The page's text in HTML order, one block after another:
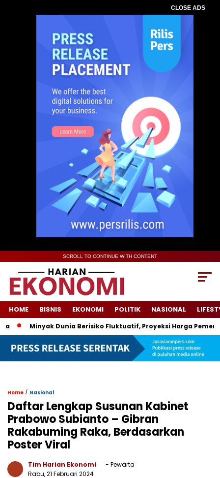
CLOSE ADS
SCROLL TO CONTINUE WITH CONTENT
HOME BISNIS EKONOMI POLITIK NASIONAL
Minyak Dunia Berisiko Fluktuatif, Proyeksi Harga Pemerintah
Home / Nasional
Daftar Lengkap Susunan Kabinet
Prabowo Subianto – Gibran
Rakabuming Raka, Berdasarkan
Poster Viral
Tim Harian Ekonomi
- Pewarta
Rabu, 21 Februari 2024